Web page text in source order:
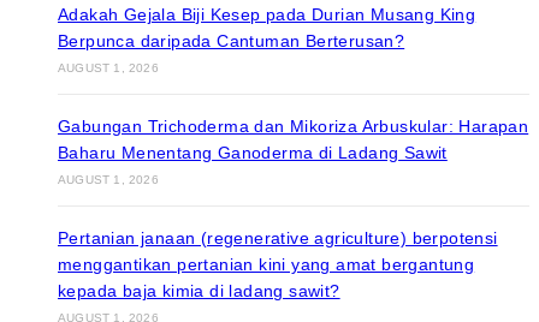
Adakah Gejala Biji Kesep pada Durian Musang King
Berpunca daripada Cantuman Berterusan?
AUGUST 1, 2026
Gabungan Trichoderma dan Mikoriza Arbuskular: Harapan
Baharu Menentang Ganoderma di Ladang Sawit
AUGUST 1, 2026
Pertanian janaan (regenerative agriculture) berpotensi
menggantikan pertanian kini yang amat bergantung
kepada baja kimia di ladang sawit?
AUGUST 1, 2026